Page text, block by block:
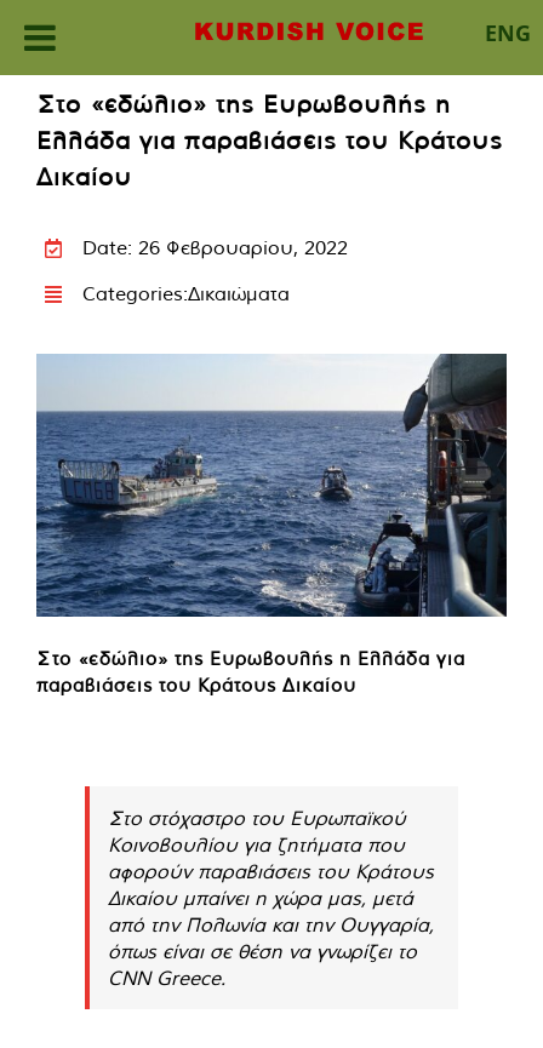
ENG
content
Στο «εδώλιο» της Ευρωβουλής η
Ελλάδα για παραβιάσεις του Κράτους
Δικαίου
Date: 26 Φεβρουαρίου, 2022
Categories:Δικαιώματα
Στο «εδώλιο» της Ευρωβουλής η Ελλάδα για
παραβιάσεις του Κράτους Δικαίου
Στο στόχαστρο του Ευρωπαϊκού
Κοινοβουλίου για ζητήματα που
αφορούν παραβιάσεις του Κράτους
Δικαίου μπαίνει η χώρα μας, μετά
από την Πολωνία και την Ουγγαρία,
όπως είναι σε θέση να γνωρίζει το
CNN Greece.